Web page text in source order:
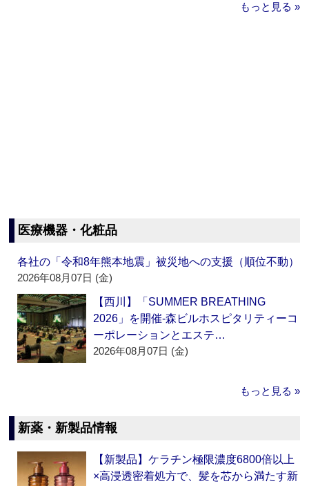
もっと見る »
医療機器・化粧品
各社の「令和8年熊本地震」被災地への支援（順位不動）
2026年08月07日 (金)
【西川】「SUMMER BREATHING
2026」を開催‐森ビルホスピタリティーコ
ーポレーションとエステ…
2026年08月07日 (金)
もっと見る »
新薬・新製品情報
【新製品】ケラチン極限濃度6800倍以上
×高浸透密着処方で、髪を芯から満たす新